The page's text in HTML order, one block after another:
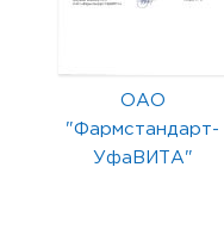
ОАО
"Фармстандарт-
УфаВИТА"